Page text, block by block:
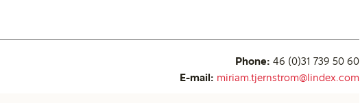
Phone: 46 (0)31 739 50 60
E-mail: miriam.tjernstrom@lindex.com